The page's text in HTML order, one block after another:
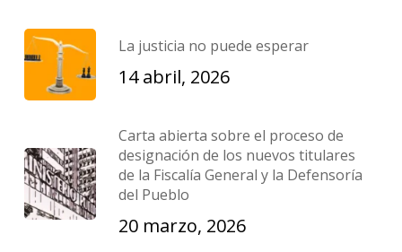
La justicia no puede esperar
14 abril, 2026
Carta abierta sobre el proceso de
designación de los nuevos titulares
de la Fiscalía General y la Defensoría
del Pueblo
20 marzo, 2026